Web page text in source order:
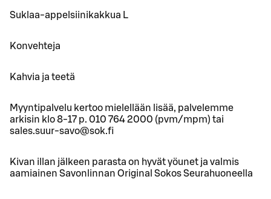
Suklaa-appelsiinikakkua L
Konvehteja
Kahvia ja teetä
Myyntipalvelu kertoo mielellään lisää, palvelemme
arkisin klo 8-17 p. 010 764 2000 (pvm/mpm) tai
sales.suur-savo@sok.fi
Kivan illan jälkeen parasta on hyvät yöunet ja valmis
aamiainen Savonlinnan Original Sokos Seurahuoneella